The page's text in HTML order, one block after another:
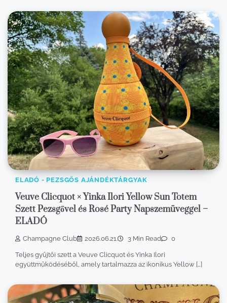
ELADÓ - PEZSGŐS AJÁNDÉKTÁRGYAK
Veuve Clicquot × Yinka Ilori Yellow Sun Totem
Szett Pezsgővel és Rosé Party Napszemüveggel –
ELADÓ
Champagne Club 2026.06.21. 3 Min Read 0
Teljes gyűjtői szett a Veuve Clicquot és Yinka Ilori
együttműködéséből, amely tartalmazza az ikonikus Yellow […]